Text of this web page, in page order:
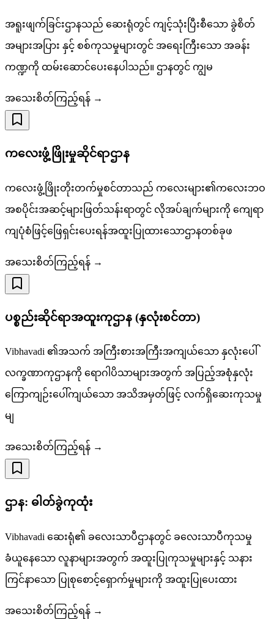
အရူးဖျက်ခြင်းဌာနသည် ဆေးရုံတွင် ကျင့်သုံးပြီးစီသော ခွဲစိတ်
အများအပြား နှင့် စစ်ကုသမှုများတွင် အရေးကြီးသော အခန်း
ကဏ္ဍကို ထမ်းဆောင်ပေးနေပါသည်။ ဌာနတွင် ကျွမ
အသေးစိတ်ကြည့်ရန် →
ကလေးဖွံ့ဖြိုးမှုဆိုင်ရာဌာန
ကလေးဖွံ့ဖြိုးတိုးတက်မှုစင်တာသည် ကလေးများ၏ကလေးဘဝ
အစပိုင်းအဆင့်များဖြတ်သန်းရာတွင် လိုအပ်ချက်များကို ကျေရာ
ကျပုံစံဖြင့်ဖြေရှင်းပေးရန်အထူးပြုထားသောဌာနတစ်ခုဖ
အသေးစိတ်ကြည့်ရန် →
ပစ္စည်းဆိုင်ရာအထူးကုဌာန (နှလုံးစင်တာ)
Vibhavadi ၏အသက် အကြီးစားအကြီးအကျယ်သော နှလုံးပေါ်
လက္ခဏာကုဌာနကို ရောဂါပိသာများအတွက် အပြည့်အစုံနှလုံး
ကြောကျဉ်းပေါ်ကျယ်သော အသိအမှတ်ဖြင့် လက်ရှိဆေးကုသမှု
မျ
အသေးစိတ်ကြည့်ရန် →
ဌာန: ဓါတ်ခွဲကုထုံး
Vibhavadi ဆေးရုံ၏ ခလေးသာပီဌာနတွင် ခလေးသာပီကုသမှု
ခံယူနေသော လူနာများအတွက် အထူးပြုကုသမှုများနှင့် သနား
ကြင်နာသော ပြုစုစောင့်ရှောက်မှုများကို အထူးပြုပေးထား
အသေးစိတ်ကြည့်ရန် →